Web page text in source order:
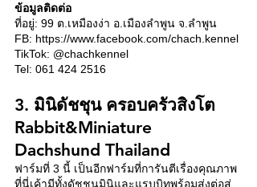
ข้อมูลติดต่อ
ที่อยู่: 99 ต.เหมืองง่า อ.เมืองลำพูน จ.ลำพูน
FB: https://www.facebook.com/chach.kennel
TikTok: @chachkennel
Tel: 061 424 2516
3. มินิดัชชุน ครอบครัวสิงโต
Rabbit&Miniature
Dachshund Thailand
ฟาร์มที่ 3 นี้ เป็นอีกฟาร์มที่การันตีเรื่องคุณภาพ
ที่นี่เค้ามีทั้งดัชชุนมินิและแรบบิทพร้อมส่งต่อสู่